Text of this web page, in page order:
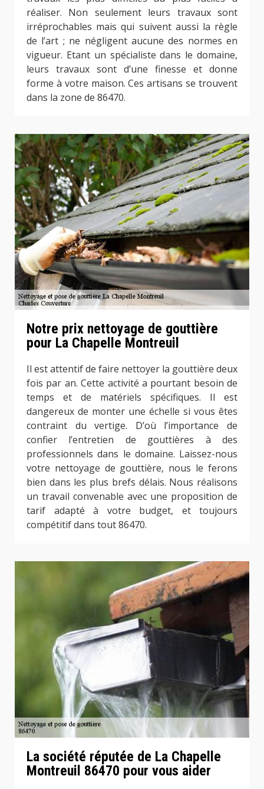
réaliser. Non seulement leurs travaux sont
irréprochables mais qui suivent aussi la règle
de l’art ; ne négligent aucune des normes en
vigueur. Etant un spécialiste dans le domaine,
leurs travaux sont d’une finesse et donne
forme à votre maison. Ces artisans se trouvent
dans la zone de 86470.
Notre prix nettoyage de gouttière
pour La Chapelle Montreuil
Il est attentif de faire nettoyer la gouttière deux
fois par an. Cette activité a pourtant besoin de
temps et de matériels spécifiques. Il est
dangereux de monter une échelle si vous êtes
contraint du vertige. D’où l’importance de
confier l’entretien de gouttières à des
professionnels dans le domaine. Laissez-nous
votre nettoyage de gouttière, nous le ferons
bien dans les plus brefs délais. Nous réalisons
un travail convenable avec une proposition de
tarif adapté à votre budget, et toujours
compétitif dans tout 86470.
La société réputée de La Chapelle
Montreuil 86470 pour vous aider